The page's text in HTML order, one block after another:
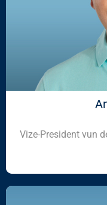
Vize-President vun